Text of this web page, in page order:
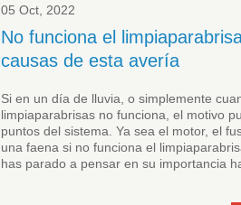
05 Oct, 2022
No funciona el
causas de esta avería
Si en un día de lluvia, o simplemente
limpiaparabrisas no funciona, el motivo
puntos del sistema. Ya sea el motor, el
una faena si no funciona el
has parado a pensar en su importancia